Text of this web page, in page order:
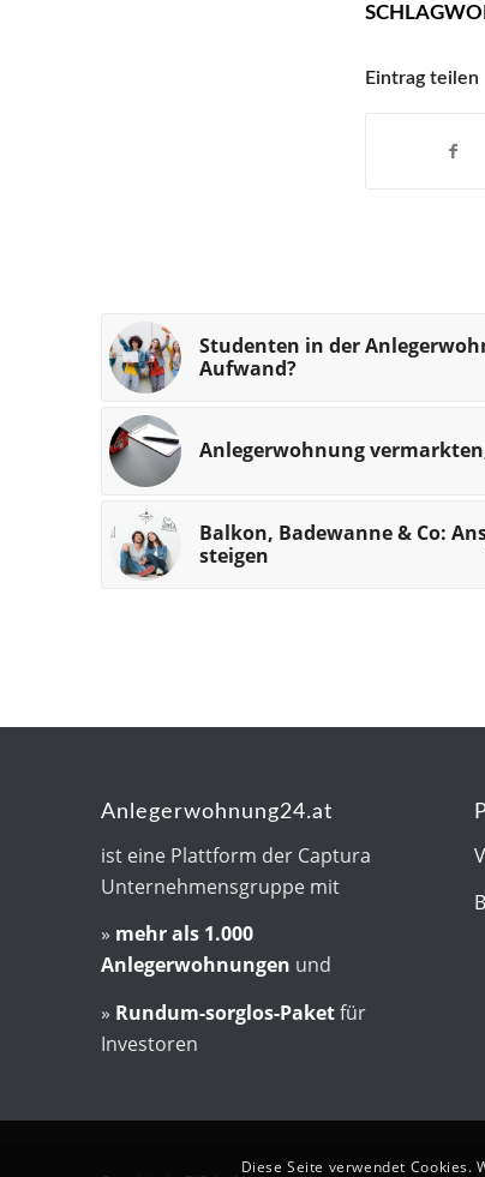
Eintrag teilen
Studenten in der
Aufwand?
Anlegerwohnung
Balkon, Badewanne & Co:
steigen
Anlegerwohnung24.at
ist eine Plattform der Captura
Unternehmensgruppe mit
» mehr als 1.000
Anlegerwohnungen und
» Rundum-sorglos-Paketfür
Investoren
Diese Seite verwendet Cookies.